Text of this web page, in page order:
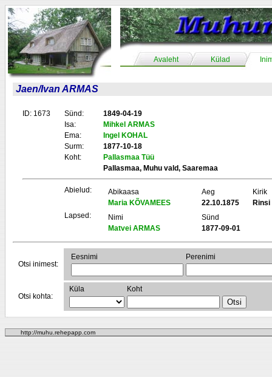
Avaleht Külad
Jaen/Ivan ARMAS
ID: 1673 Sünd:
1849-04-19
Isa:
Mihkel ARMAS
Ema:
Ingel KOHAL
Surm:
1877-10-18
Koht:
Pallasmaa Tüü
Pallasmaa, Muhu vald, Saaremaa
Abielud: Abikaasa Aeg
Kirik
Maria KÕVAMEES
22.10.1875
Rinsi
Lapsed:
Nimi
Sünd
Matvei ARMAS
1877-09-01
Otsi inimest:
Eesnimi Perenimi
Otsi kohta:
Küla Koht
http://muhu.rehepapp.com